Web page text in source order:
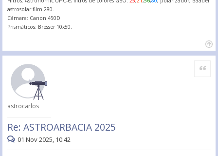
astrosolar film 280.
Cámara: Canon 450D
Prismáticos: Bresser 10x50.
astrocarlos
Re: ASTROARBACIA 2025
Citar
01 Nov 2025, 10:42